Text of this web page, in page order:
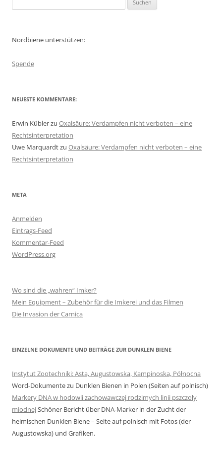
nach:
Nordbiene unterstützen:
Spende
NEUESTE KOMMENTARE:
Erwin Küblerzu Oxalsäure: Verdampfen nicht verboten – eine
Rechtsinterpretation
Uwe Marquardtzu Oxalsäure: Verdampfen nicht verboten – eine
Rechtsinterpretation
META
Anmelden
Eintrags-Feed
Kommentar-Feed
WordPress.org
Wo sind die „wahren“ Imker?
Mein Equipment – Zubehör für die Imkerei und das Filmen
Die Invasion der Carnica
EINZELNE DOKUMENTE UND BEITRÄGE ZUR DUNKLEN BIENE
Instytut Zootechniki: Asta, Augustowska, Kampinoska, Północna
Word-Dokumente zu Dunklen Bienen in Polen (Seiten auf polnisch)
Markery DNA w hodowli zachowawczej rodzimych linii pszczoły
miodnejSchöner Bericht über DNA-Marker in der Zucht der
heimischen Dunklen Biene – Seite auf polnisch mit Fotos (der
Augustowska) und Grafiken.